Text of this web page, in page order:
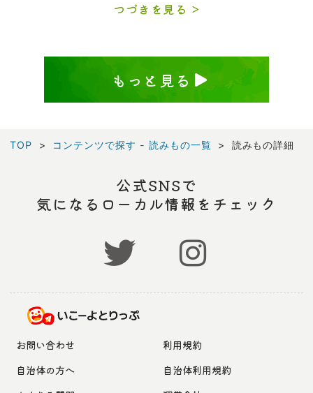
つづきを見る
もっと見る
TOP コンテンツで探す - 読みもの一覧 読みもの詳細
公式SNSで
気になるローカル情報をチェック
お問い合わせ
利用規約
自治体の方へ
自治体利用規約